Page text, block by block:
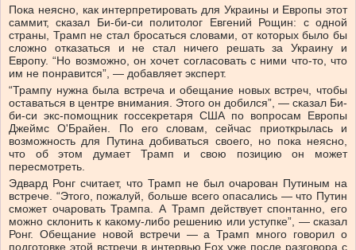
Пока неясно, как интерпретировать для Украины и Европы этот
саммит, сказал Би-би-си политолог Евгений Рощин: с одной
страны, Трамп не стал бросаться словами, от которых было бы
сложно отказаться и не стал ничего решать за Украину и
Европу. “Но возможно, он хочет согласовать с ними что-то, что
им не понравится”, — добавляет эксперт.
“Трампу нужна была встреча и обещание новых встреч, чтобы
оставаться в центре внимания. Этого он добился”, — сказал Би-
би-си экс-помощник госсекретаря США по вопросам Европы
Джеймс О'Брайен. По его словам, сейчас приоткрылась и
возможность для Путина добиваться своего, но пока неясно,
что об этом думает Трамп и свою позицию он может
пересмотреть.
Эдвард Ронг считает, что Трамп не был очарован Путиным на
встрече. “Этого, пожалуй, больше всего опасались — что Путин
сможет очаровать Трампа. А Трамп действует спонтанно, его
можно склонить к какому-либо решению или уступке”, — сказал
Ронг. Обещание новой встречи — а Трамп много говорил о
подготовке этой встречи в интервью Fox уже после разговора с